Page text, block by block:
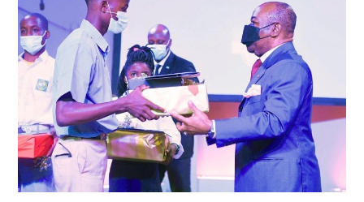
1
0
H
4
3
M
I
N